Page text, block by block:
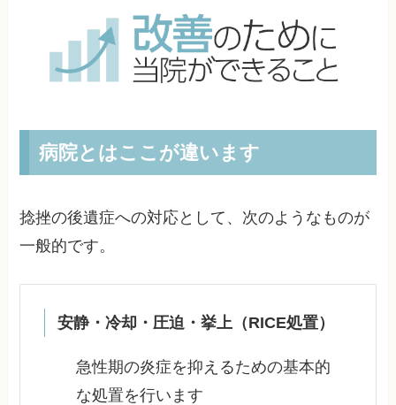
病院とはここが違います
捻挫の後遺症への対応として、次のようなものが
一般的です。
安静・冷却・圧迫・挙上（RICE処置）
急性期の炎症を抑えるための基本的
な処置を行います